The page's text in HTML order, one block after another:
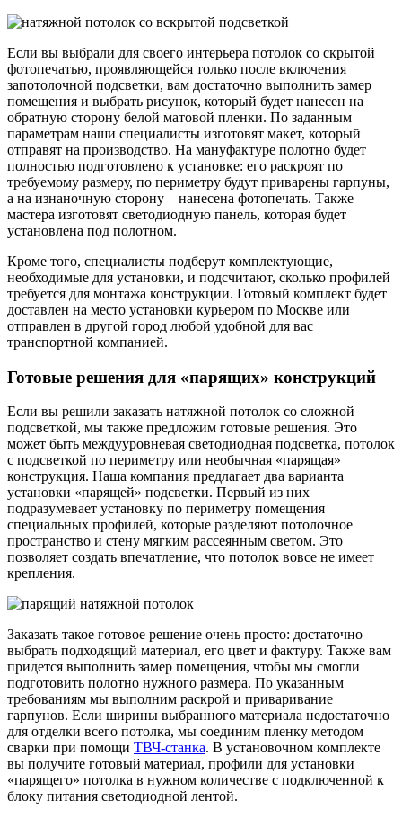
Если вы выбрали для своего интерьера потолок со скрытой
фотопечатью, проявляющейся только после включения
запотолочной подсветки, вам достаточно выполнить замер
помещения и выбрать рисунок, который будет нанесен на
обратную сторону белой матовой пленки. По заданным
параметрам наши специалисты изготовят макет, который
отправят на производство. На мануфактуре полотно будет
полностью подготовлено к установке: его раскроят по
требуемому размеру, по периметру будут приварены гарпуны,
а на изнаночную сторону – нанесена фотопечать. Также
мастера изготовят светодиодную панель, которая будет
установлена под полотном.
Кроме того, специалисты подберут комплектующие,
необходимые для установки, и подсчитают, сколько профилей
требуется для монтажа конструкции. Готовый комплект будет
доставлен на место установки курьером по Москве или
отправлен в другой город любой удобной для вас
транспортной компанией.
Готовые решения для «парящих» конструкций
Если вы решили заказать натяжной потолок со сложной
подсветкой, мы также предложим готовые решения. Это
может быть междууровневая светодиодная подсветка, потолок
с подсветкой по периметру или необычная «парящая»
конструкция. Наша компания предлагает два варианта
установки «парящей» подсветки. Первый из них
подразумевает установку по периметру помещения
специальных профилей, которые разделяют потолочное
пространство и стену мягким рассеянным светом. Это
позволяет создать впечатление, что потолок вовсе не имеет
крепления.
Заказать такое готовое решение очень просто: достаточно
выбрать подходящий материал, его цвет и фактуру. Также вам
придется выполнить замер помещения, чтобы мы смогли
подготовить полотно нужного размера. По указанным
требованиям мы выполним раскрой и приваривание
гарпунов. Если ширины выбранного материала недостаточно
для отделки всего потолка, мы соединим пленку методом
сварки при помощи ТВЧ-станка. В установочном комплекте
вы получите готовый материал, профили для установки
«парящего» потолка в нужном количестве с подключенной к
блоку питания светодиодной лентой.